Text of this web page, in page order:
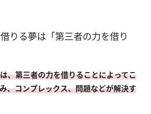
借りる夢は「第三者の力を借り
、第三者の力を借りることによってこ
、コンプレックス、問題などが解決す